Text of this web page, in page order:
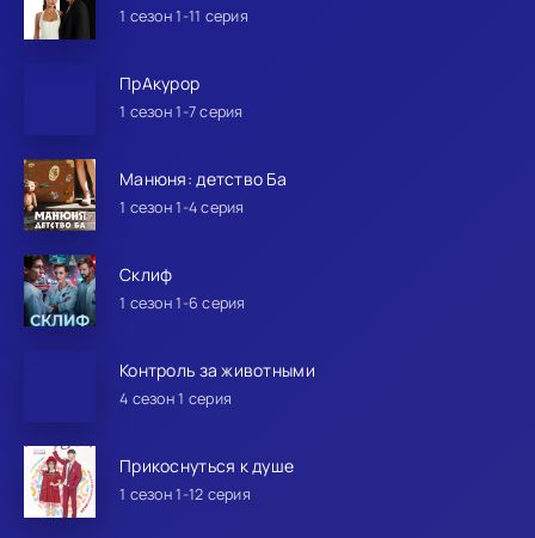
1 сезон 1-11 серия
ПрАкурор
1 сезон 1-7 серия
Манюня: детство Ба
1 сезон 1-4 серия
Склиф
1 сезон 1-6 серия
Контроль за животными
4 сезон 1 серия
Прикоснуться к душе
1 сезон 1-12 серия